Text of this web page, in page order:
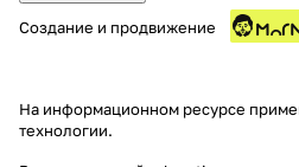
Создание и продвижение
На информационном ресурсе
технологии.